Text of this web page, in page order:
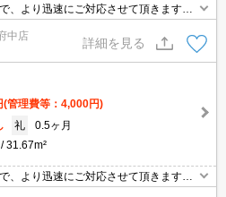
、より迅速にご対応させて頂きます～
で～
中店
詳細を見る
(管理費等：4,000円)
礼
0.5ヶ月
31.67m²
、より迅速にご対応させて頂きます～
で～